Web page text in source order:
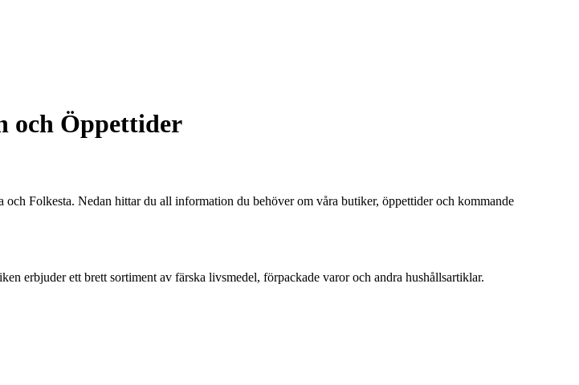
och Öppettider
Folkesta. Nedan hittar du all information du behöver om våra butiker, öppettider och kommande
erbjuder ett brett sortiment av färska livsmedel, förpackade varor och andra hushållsartiklar.